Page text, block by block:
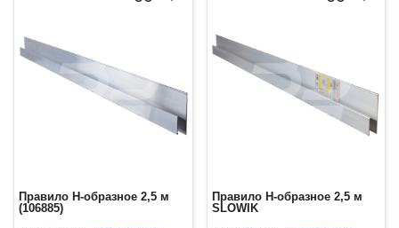
Правило H-образное 2,5 м
(106885)
Правило H-образное 2,5 м
SLOWIK